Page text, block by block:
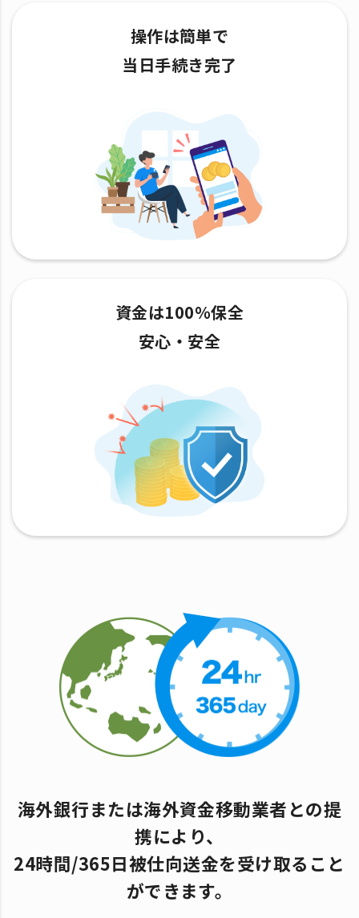
操作は簡単で
当日手続き完了
資金は100％保全
安心・安全
海外銀行または海外資金移動業者との提
携により、
24時間/365日被仕向送金を受け取ること
ができます。